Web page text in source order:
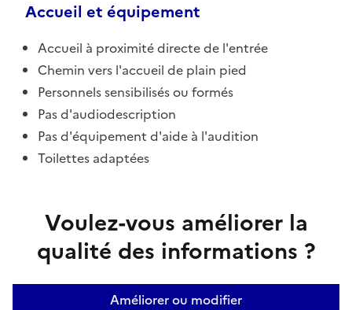
Accueil et équipement
Accueil à proximité directe de l'entrée
Chemin vers l'accueil de plain pied
Personnels sensibilisés ou formés
Pas d'audiodescription
Pas d'équipement d'aide à l'audition
Toilettes adaptées
Voulez-vous améliorer la
qualité des informations ?
Améliorer ou modifier